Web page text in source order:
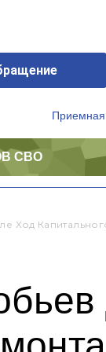
Приемная
СВО
Ход